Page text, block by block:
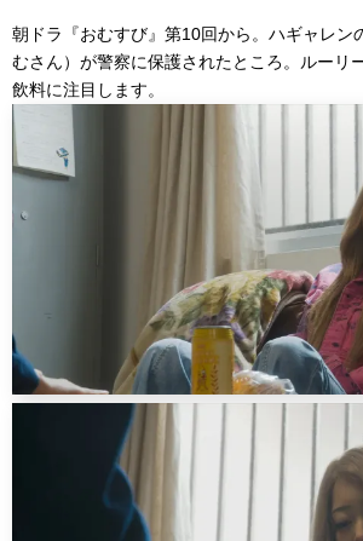
朝ドラ『おむすび』第10回から。ハギャレン
むさん）が警察に保護されたところ。ルーリ
飲料に注目します。